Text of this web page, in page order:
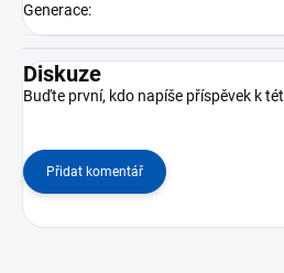
Generace:
Diskuze
Buďte první, kdo napíše příspěvek k
Přidat komentář